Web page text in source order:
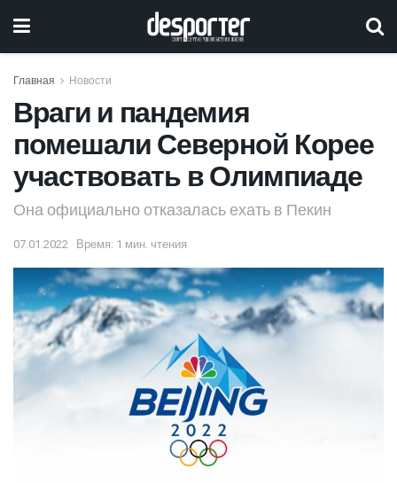
Главная Новости
Враги и пандемия
помешали Северной Корее
участвовать в Олимпиаде
Она официально отказалась ехать в Пекин
07.01.2022 Время: 1 мин. чтения